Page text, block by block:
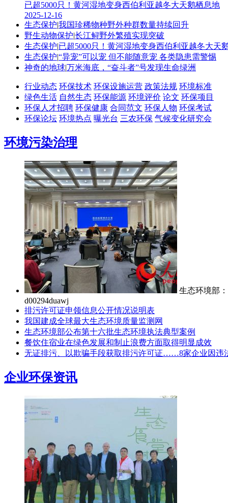
已超5000只！黄河湿地变身西伯利亚越冬大天鹅栖息地
2025-12-16
生态保护|我国珍稀物种野外种群数量持续回升
野生动物保护|长江鲟野外繁殖实现突破
生态保护|已超5000只！黄河湿地变身西伯利亚越冬大天
生态保护|“异宠”可以宠 但不能随意宠 各类隐患需警惕
神奇的地球|万米海底，“奋斗者”号发现生命绿洲
行业动态 环保技术 环保设施运营 政策法规 环境标准
绿色生活 自然生态 环保能源 环境评价 论文 环保项目
环保人才招聘 环保健康 合同范文 环保人物 环保考试
环保论坛 环境热点 曝光台 三农环保 气候变化研究会
环境污染治理
生态环境部
d00294duawj
排污许可证申领信息公开情况说明表
我国建成全球最大生态环境质量监测网
生态环境部公布第十六批生态环境执法典型案例
餐饮住宿业在绿色发展和制止浪费方面取得明显成效
无证排污、以欺骗手段获取排污许可证……8家企业因违
企业环保资讯